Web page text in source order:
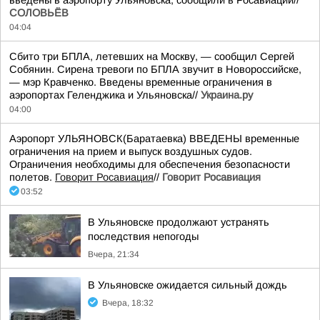
СОЛОВЬЁВ
04:04
Сбито три БПЛА, летевших на Москву, — сообщил Сергей
Собянин. Сирена тревоги по БПЛА звучит в Новороссийске,
— мэр Кравченко. Введены временные ограничения в
аэропортах Геленджика и Ульяновска// Украина.ру
04:00
Аэропорт УЛЬЯНОВСК(Баратаевка) ВВЕДЕНЫ временные
ограничения на прием и выпуск воздушных судов.
Ограничения необходимы для обеспечения безопасности
полетов. Говорит Росавиация// Говорит Росавиация
03:52
В Ульяновске продолжают устранять
последствия непогоды
Вчера, 21:34
В Ульяновске ожидается сильный дождь
Вчера, 18:32